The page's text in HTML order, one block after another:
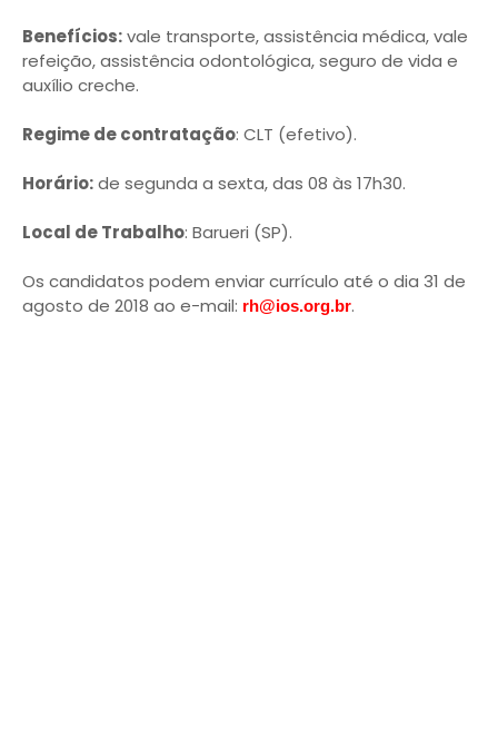
Benefícios:vale transporte, assistência médica, vale
refeição, assistência odontológica, seguro de vida e
auxílio creche.
Regime de contratação: CLT (efetivo).
Horário:de segunda a sexta, das 08 às 17h30.
Local de Trabalho: Barueri (SP).
Os candidatos podem enviar currículo até o dia 31 de
agosto de 2018 ao e-mail: rh@ios.org.br.